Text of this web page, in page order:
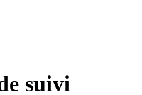
suivi